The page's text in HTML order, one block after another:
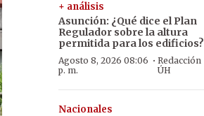
+ análisis
Asunción: ¿Qué dice el Plan
Regulador sobre la altura
permitida para los edificios?
Agosto 8, 2026 08:06
p. m.
· Redacción
ÚH
Nacionales